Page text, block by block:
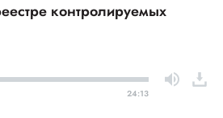
контролируемых
24:13